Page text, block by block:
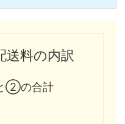
送料の内訳
②の合計